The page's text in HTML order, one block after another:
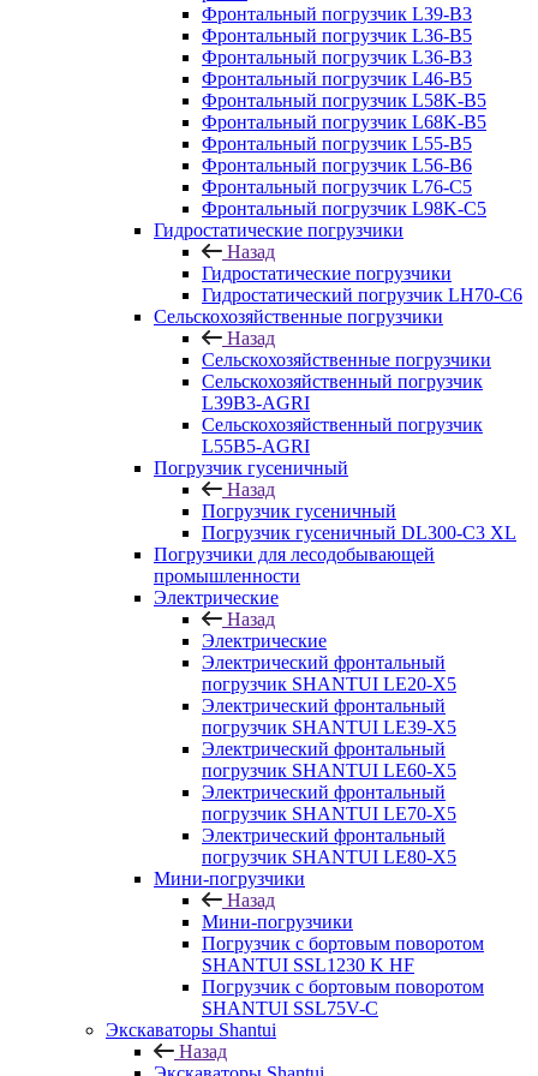
Фронтальный погрузчик L39-B3
Фронтальный погрузчик L36-B5
Фронтальный погрузчик L36-B3
Фронтальный погрузчик L46-B5
Фронтальный погрузчик L58K-B5
Фронтальный погрузчик L68K-B5
Фронтальный погрузчик L55-B5
Фронтальный погрузчик L56-B6
Фронтальный погрузчик L76-С5
Фронтальный погрузчик L98K-C5
Гидростатические погрузчики
Назад
Гидростатические погрузчики
Гидростатический погрузчик LH70-C6
Сельскохозяйственные погрузчики
Назад
Сельскохозяйственные погрузчики
Сельскохозяйственный погрузчик
L39B3-AGRI
Сельскохозяйственный погрузчик
L55B5-AGRI
Погрузчик гусеничный
Назад
Погрузчик гусеничный
Погрузчик гусеничный DL300-C3 XL
Погрузчики для лесодобывающей
промышленности
Электрические
Назад
Электрические
Электрический фронтальный
погрузчик SHANTUI LE20-X5
Электрический фронтальный
погрузчик SHANTUI LE39-X5
Электрический фронтальный
погрузчик SHANTUI LE60-X5
Электрический фронтальный
погрузчик SHANTUI LE70-X5
Электрический фронтальный
погрузчик SHANTUI LE80-X5
Мини-погрузчики
Назад
Мини-погрузчики
Погрузчик с бортовым поворотом
SHANTUI SSL1230 K HF
Погрузчик с бортовым поворотом
SHANTUI SSL75V-C
Экскаваторы Shantui
Назад